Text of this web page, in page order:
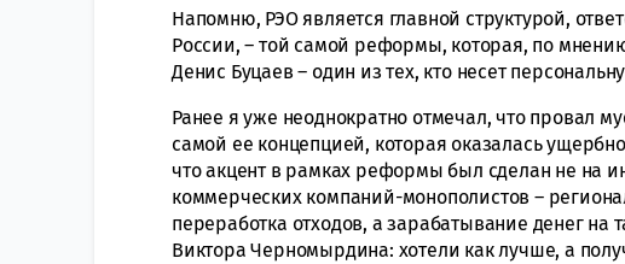
Напомню, РЭО является главной структурой,
России, – той самой реформы, которая, по
Денис Буцаев – один из тех, кто несет
Ранее я уже неоднократно отмечал, что провал
самой ее концепцией, которая оказалась
что акцент в рамках реформы был сделан не на
коммерческих компаний-монополистов –
переработка отходов, а зарабатывание денег на
Виктора Черномырдина: хотели как лучше, а